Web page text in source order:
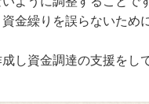
金繰りを誤らないため
し資金調達の支援をし